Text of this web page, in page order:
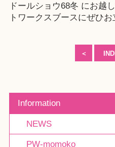
ドールショウ68冬 にお越
トワークスブースにぜひお
＜
Information
NEWS
PW-momoko